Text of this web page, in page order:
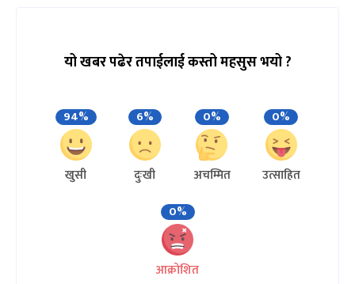
यो खबर पढेर तपाईलाई कस्तो महसुस भयो ?
94%
खुसी
6%
दुःखी
0%
अचम्मित
0%
उत्साहित
0%
आक्रोशित